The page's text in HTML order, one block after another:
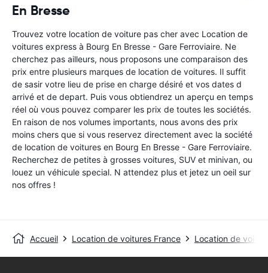
En Bresse
Trouvez votre location de voiture pas cher avec Location de
voitures express à Bourg En Bresse - Gare Ferroviaire. Ne
cherchez pas ailleurs, nous proposons une comparaison des
prix entre plusieurs marques de location de voitures. Il suffit
de sasir votre lieu de prise en charge désiré et vos dates d
arrivé et de depart. Puis vous obtiendrez un aperçu en temps
réel où vous pouvez comparer les prix de toutes les sociétés.
En raison de nos volumes importants, nous avons des prix
moins chers que si vous reservez directement avec la société
de location de voitures en Bourg En Bresse - Gare Ferroviaire.
Recherchez de petites à grosses voitures, SUV et minivan, ou
louez un véhicule special. N attendez plus et jetez un oeil sur
nos offres !
Accueil Location de voitures France Location de